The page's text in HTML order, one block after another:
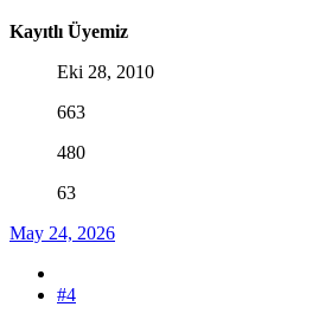
Kayıtlı Üyemiz
Eki 28, 2010
663
480
63
May 24, 2026
#4